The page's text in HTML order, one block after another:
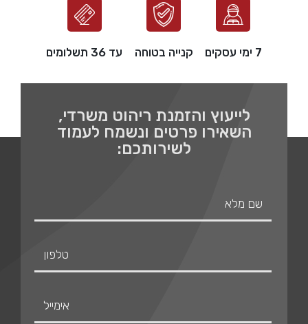
7 ימי עסקים קנייה בטוחה עד 36 תשלומים
לייעוץ והזמנת ריהוט משרדי,
השאירו פרטים ונשמח לעמוד
לשירותכם: